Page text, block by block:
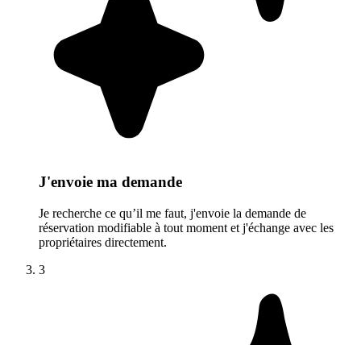
J'envoie ma demande
Je recherche ce qu’il me faut, j'envoie la demande de
réservation modifiable à tout moment et j'échange avec les
propriétaires directement.
3